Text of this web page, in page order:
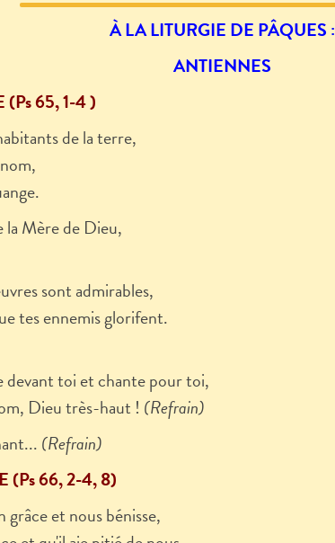
À LA LITURGIE DE PÂQUES :
ANTIENNES
65, 1-4 )
de la terre,
la Mère de Dieu,
sont admirables,
tes ennemis glorifent.
devant toi et chante pour toi,
Dieu très-haut ! (Refrain)
(Refrain)
(Ps 66, 2-4, 8)
et nous bénisse,